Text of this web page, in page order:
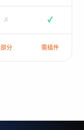
✗ ✓
部分 需插件